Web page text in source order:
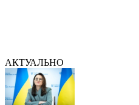
АКТУАЛЬНО